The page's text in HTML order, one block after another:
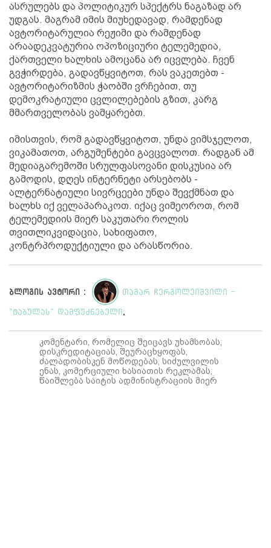
ასრულებს და პოლიტიკურ სპექტრს ნაგაზად არ
უდგას. მაგრამ იმის მიუხედავად, რამდენად
ავტორიტარულია რეჟიმი და რამდენად
არაადეკვატურია ოპოზიციური ტელემედია,
ქართველი ხალხის ამოცანა არ იცვლება. ჩვენ
გვჭირდება, გადავწყვიტოთ, რას ვაკეთებთ -
ავტორიტარიზმის ჭაობში ვრჩებით, თუ
დემოკრატიული ცვლილებების გზით, კარგ
მმართველობას ვამყარებთ.
იმისთვის, რომ გადავწყვიტოთ, უნდა ვიმსჯელოთ,
ვიკამათოთ, არგუმენტები გავცვალოთ. რადგან ამ
მედიაგარემოში სრულფასოვანი დისკუსია არ
გამოდის, დღეს ინტერნეტი არსებობს -
ალტერნატიული სივრცეები უნდა შევქმნათ და
ხალხს იქ ველაპარაკოთ. იქაც ვიმეოროთ, რომ
ტელემედიის მიერ საკუთარი როლის
თვითლიკვიდაცია, სახიფათო,
კონტრპროდუქტიული და არასწორია.
ბლოგის ავტორი : თამარ ჩერგოლეიშვილი -
"ტაბულას" დამფუძნებელი ;
კომენტარი, რომელიც შეიცავს უხამსობას,
დისკრედიტაციას, შეურაცხყოფას,
ძალადობისკენ მოწოდებას, სიძულვილის
ენას, კომერციული ხასიათის რეკლამას,
წაიშლება საიტის ადმინისტრაციის მიერ